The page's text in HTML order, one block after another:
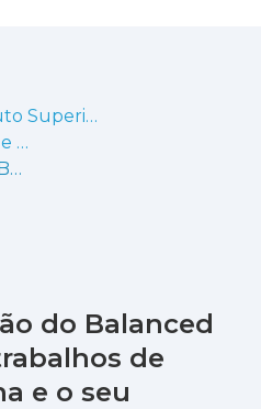
ISCAL - Instituto Superior de Contabilidade e Administração de Lisboa
ISCAL - Dissertações de Mestrado
A implementação do Balanced Scorecard nos trabalhos de auditoria interna e o seu contributo para a estratégia organizacional - caso do sector público: autarquia local
do Balanced
de
e o seu